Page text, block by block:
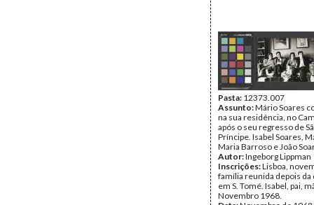
Pasta: 12373.007
Assunto:Mário Soares
na sua residência, no
após o seu regresso de
Príncipe. Isabel Soares,
Maria Barroso e João
Autor:Ingeborg Lippman
Inscrições:Lisboa,
família reunida depois da
em S. Tomé. Isabel, pai,
Novembro 1968.